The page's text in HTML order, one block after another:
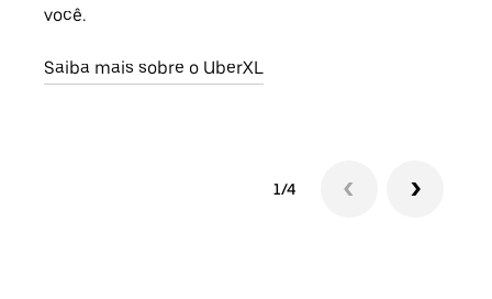
você.
Saiba mais sobre o UberXL
1/4